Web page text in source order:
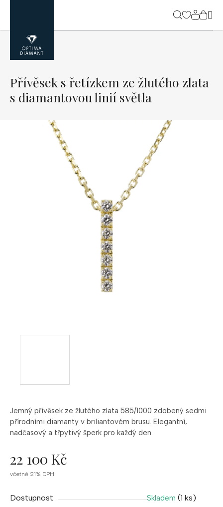
obsah
Jemný přívěsek ze žlutého zlata 585/1000 zdobený sedmi
přírodními diamanty v briliantovém brusu. Elegantní,
nadčasový a třpytivý šperk pro každý den.
22 100 Kč
Měrná
včetně 21% DPH
Dostupnost Skladem (1 ks)
Přívěsek s řetízkem ze žlutého zlata
s diamantovou linií světla